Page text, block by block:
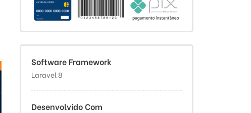
Software Framework
Laravel 8
Desenvolvido Com